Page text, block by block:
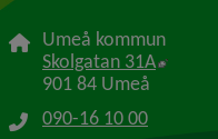
Umeå kommun
Skolgatan 31A Länk
901 84 Umeå
090-16 10 00